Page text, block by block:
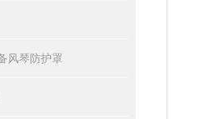
风琴防护罩